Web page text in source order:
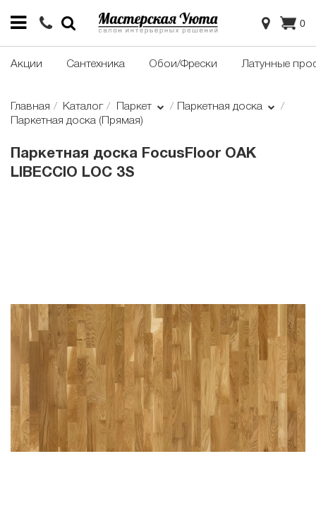
0
Акции Сантехника Обои/Фрески Латунные
Главная Каталог Паркет
Паркетная доска
Паркетная доска (Прямая)
Паркетная доска FocusFloor OAK
LIBECCIO LOC 3S